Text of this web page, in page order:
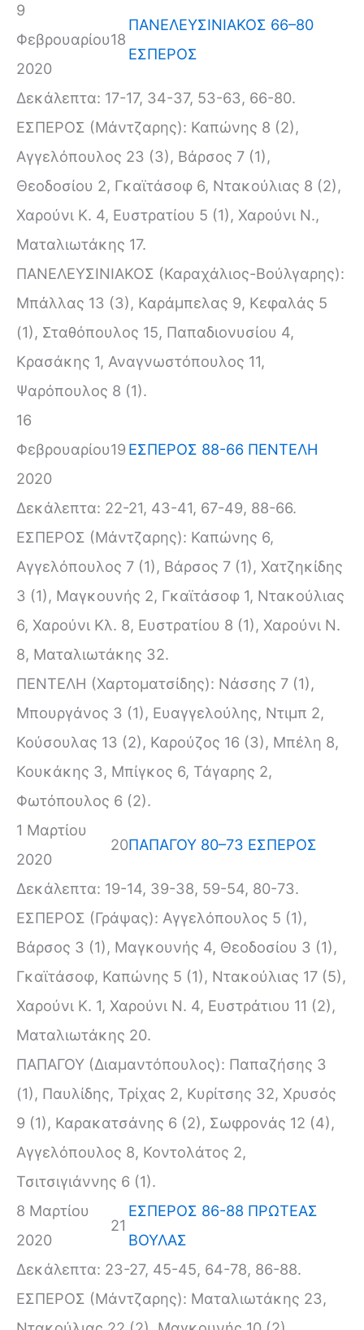
9
Φεβρουαρίου
2020
18
ΠΑΝΕΛΕΥΣΙΝΙΑΚΟΣ 66–80
ΕΣΠΕΡΟΣ
Δεκάλεπτα: 17-17, 34-37, 53-63, 66-80.
ΕΣΠΕΡΟΣ (Μάντζαρης): Καπώνης 8 (2),
Αγγελόπουλος 23 (3), Βάρσος 7 (1),
Θεοδοσίου 2, Γκαϊτάσοφ 6, Ντακούλιας 8 (2),
Χαρούνι Κ. 4, Ευστρατίου 5 (1), Χαρούνι Ν.,
Ματαλιωτάκης 17.
ΠΑΝΕΛΕΥΣΙΝΙΑΚΟΣ (Καραχάλιος-Βούλγαρης):
Μπάλλας 13 (3), Καράμπελας 9, Κεφαλάς 5
(1), Σταθόπουλος 15, Παπαδιονυσίου 4,
Κρασάκης 1, Αναγνωστόπουλος 11,
Ψαρόπουλος 8 (1).
16
Φεβρουαρίου
2020
19 ΕΣΠΕΡΟΣ 88-66 ΠΕΝΤΕΛΗ
Δεκάλεπτα: 22-21, 43-41, 67-49, 88-66.
ΕΣΠΕΡΟΣ (Μάντζαρης): Καπώνης 6,
Αγγελόπουλος 7 (1), Βάρσος 7 (1), Χατζηκίδης
3 (1), Μαγκουνής 2, Γκαϊτάσοφ 1, Ντακούλιας
6, Χαρούνι Kλ. 8, Ευστρατίου 8 (1), Χαρούνι N.
8, Ματαλιωτάκης 32.
ΠΕΝΤΕΛΗ (Χαρτοματσίδης): Νάσσης 7 (1),
Μπουργάνος 3 (1), Ευαγγελούλης, Ντιμπ 2,
Κούσουλας 13 (2), Καρούζος 16 (3), Μπέλη 8,
Κουκάκης 3, Μπίγκος 6, Τάγαρης 2,
Φωτόπουλος 6 (2).
1 Μαρτίου
2020
20ΠΑΠΑΓΟΥ 80–73 ΕΣΠΕΡΟΣ
Δεκάλεπτα: 19-14, 39-38, 59-54, 80-73.
ΕΣΠΕΡΟΣ (Γράψας): Αγγελόπουλος 5 (1),
Βάρσος 3 (1), Μαγκουνής 4, Θεοδοσίου 3 (1),
Γκαϊτάσοφ, Καπώνης 5 (1), Ντακούλιας 17 (5),
Χαρούνι Κ. 1, Χαρούνι Ν. 4, Ευστράτιου 11 (2),
Ματαλιωτάκης 20.
ΠΑΠΑΓΟΥ (Διαμαντόπουλος): Παπαζήσης 3
(1), Παυλίδης, Τρίχας 2, Κυρίτσης 32, Χρυσός
9 (1), Καρακατσάνης 6 (2), Σωφρονάς 12 (4),
Αγγελόπουλος 8, Κοντολάτος 2,
Τσιτσιγιάννης 6 (1).
8 Μαρτίου
2020
21
ΕΣΠΕΡΟΣ 86-88 ΠΡΩΤΕΑΣ
ΒΟΥΛΑΣ
Δεκάλεπτα: 23-27, 45-45, 64-78, 86-88.
ΕΣΠΕΡΟΣ (Μάντζαρης): Ματαλιωτάκης 23,